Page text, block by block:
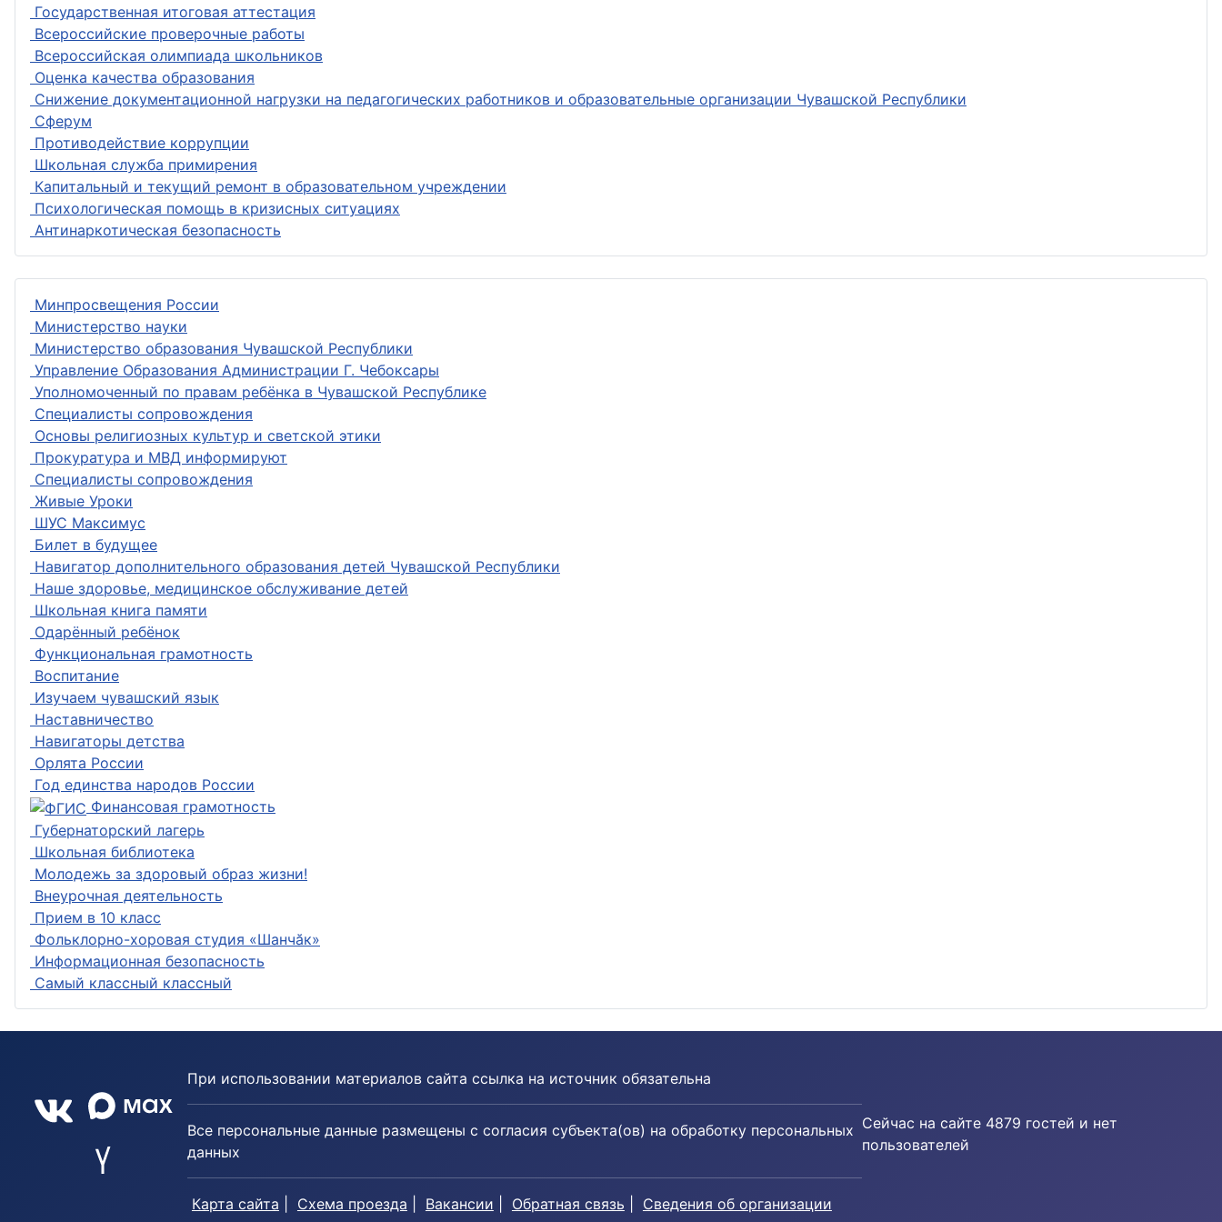
Государственная итоговая аттестация
Всероссийские проверочные работы
Всероссийская олимпиада школьников
Оценка качества образования
Снижение документационной нагрузки на педагогических работников и образовательные организации Чувашской Республики
Сферум
Противодействие коррупции
Школьная служба примирения
Капитальный и текущий ремонт в образовательном учреждении
Психологическая помощь в кризисных ситуациях
Антинаркотическая безопасность
Минпросвещения России
Министерство науки
Министерство образования Чувашской Республики
Управление Образования Администрации Г. Чебоксары
Уполномоченный по правам ребёнка в Чувашской Республике
Специалисты сопровождения
Основы религиозных культур и светской этики
Прокуратура и МВД информируют
Специалисты сопровождения
Живые Уроки
ШУС Максимус
Билет в будущее
Навигатор дополнительного образования детей Чувашской Республики
Наше здоровье, медицинское обслуживание детей
Школьная книга памяти
Одарённый ребёнок
Функциональная грамотность
Воспитание
Изучаем чувашский язык
Наставничество
Навигаторы детства
Орлята России
Год единства народов России
Финансовая грамотность
Губернаторский лагерь
Школьная библиотека
Молодежь за здоровый образ жизни!
Внеурочная деятельность
Прием в 10 класс
Фольклорно-хоровая студия «Шанчӑк»
Информационная безопасность
Самый классный классный
При использовании материалов сайта ссылка на источник обязательна
Все персональные данные размещены с согласия субъекта(ов) на обработку персональных
данных
Карта сайта Схема проезда Вакансии Обратная связь Сведения об организации
Сейчас на сайте 4879 гостей и нет
пользователей